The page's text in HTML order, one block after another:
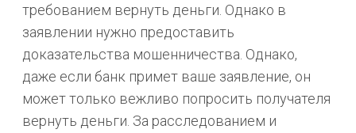
требованием вернуть деньги. Однако в
заявлении нужно предоставить
доказательства мошенничества. Однако,
даже если банк примет ваше заявление, он
может только вежливо попросить получателя
вернуть деньги. За расследованием и